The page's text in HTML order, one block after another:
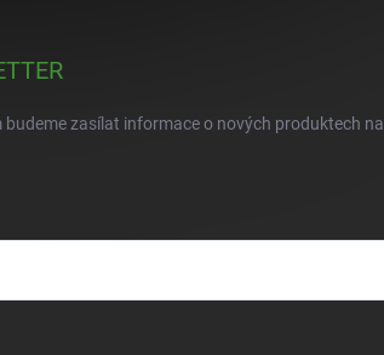
budeme zasílat informace o nových produktech na